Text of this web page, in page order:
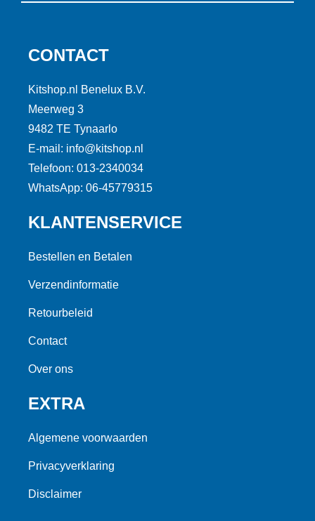
CONTACT
Kitshop.nl Benelux B.V.
Meerweg 3
9482 TE Tynaarlo
E-mail: info@kitshop.nl
Telefoon: 013-2340034
WhatsApp: 06-45779315
KLANTENSERVICE
Bestellen en Betalen
Verzendinformatie
Retourbeleid
Contact
Over ons
EXTRA
Algemene voorwaarden
Privacyverklaring
Disclaimer